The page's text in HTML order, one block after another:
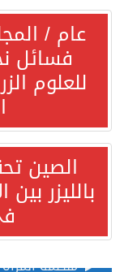
عام /
فسائل
للعلوم
الصين
بالليزر